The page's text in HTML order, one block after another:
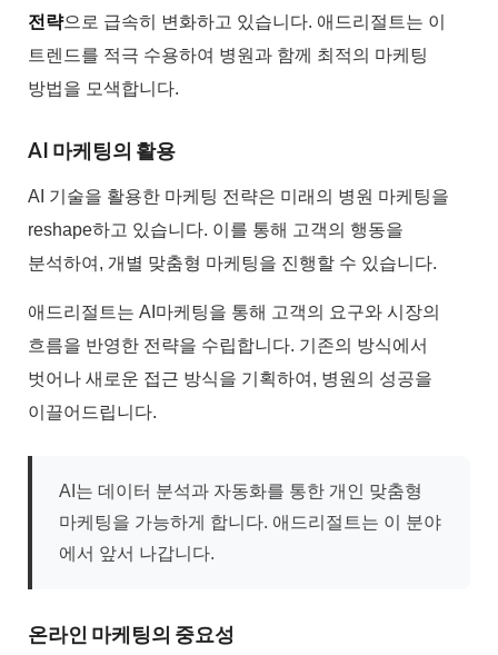
전략으로 급속히 변화하고 있습니다. 애드리절트는 이
트렌드를 적극 수용하여 병원과 함께 최적의 마케팅
방법을 모색합니다.
AI 마케팅의 활용
AI 기술을 활용한 마케팅 전략은 미래의 병원 마케팅을
reshape하고 있습니다. 이를 통해 고객의 행동을
분석하여, 개별 맞춤형 마케팅을 진행할 수 있습니다.
애드리절트는 AI마케팅을 통해 고객의 요구와 시장의
흐름을 반영한 전략을 수립합니다. 기존의 방식에서
벗어나 새로운 접근 방식을 기획하여, 병원의 성공을
이끌어드립니다.
AI는 데이터 분석과 자동화를 통한 개인 맞춤형
마케팅을 가능하게 합니다. 애드리절트는 이 분야
에서 앞서 나갑니다.
온라인 마케팅의 중요성